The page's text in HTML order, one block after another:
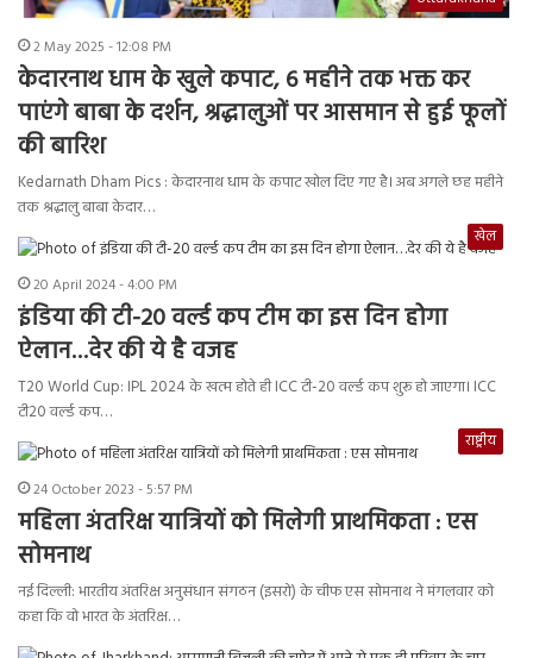
2 May 2025 - 12:08 PM
केदारनाथ धाम के खुले कपाट, 6 महीने तक भक्त कर
पाएंगे बाबा के दर्शन, श्रद्धालुओं पर आसमान से हुई फूलों
की बारिश
Kedarnath Dham Pics : केदारनाथ धाम के कपाट खोल दिए गए है। अब अगले छह महीने
तक श्रद्धालु बाबा केदार…
खेल
20 April 2024 - 4:00 PM
इंडिया की टी-20 वर्ल्ड कप टीम का इस दिन होगा
ऐलान…देर की ये है वजह
T20 World Cup: IPL 2024 के खत्म होते ही ICC टी-20 वर्ल्ड कप शुरू हो जाएगा। ICC
टी20 वर्ल्ड कप…
राष्ट्रीय
24 October 2023 - 5:57 PM
महिला अंतरिक्ष यात्रियों को मिलेगी प्राथमिकता : एस
सोमनाथ
नई दिल्ली: भारतीय अंतरिक्ष अनुसंधान संगठन (इसरो) के चीफ एस सोमनाथ ने मंगलवार को
कहा कि वो भारत के अंतरिक्ष…